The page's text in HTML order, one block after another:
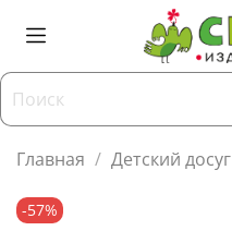
Главная Детский досуг
-57%